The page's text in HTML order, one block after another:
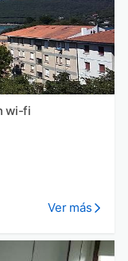
wi-fi
Ver más